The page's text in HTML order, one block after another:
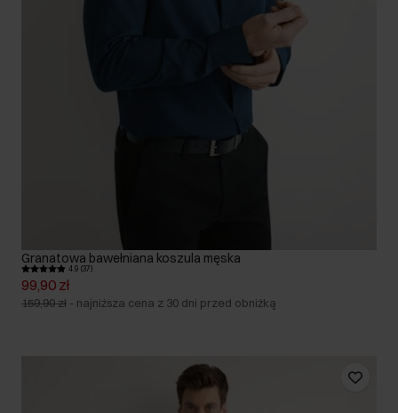
Granatowa bawełniana koszula męska
4.9 (37)
99,90 zł
159,90 zł - najniższa cena z 30 dni przed obniżką